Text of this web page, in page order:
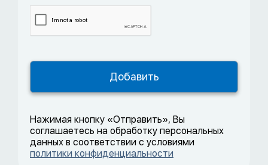
Нажимая кнопку «Отправить», Вы
соглашаетесь на обработку персональных
данных в соответствии с условиями
политики конфиденциальности